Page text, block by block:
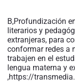
B,Profundización
literarios y
extranjeras, para
conformar redes a
trabajen en el
lengua materna y
,https://